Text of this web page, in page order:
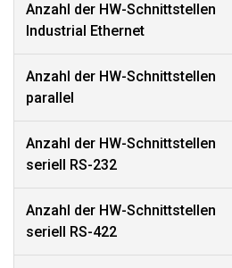
Anzahl der HW-Schnittstellen
Industrial Ethernet
Anzahl der HW-Schnittstellen
parallel
Anzahl der HW-Schnittstellen
seriell RS-232
Anzahl der HW-Schnittstellen
seriell RS-422